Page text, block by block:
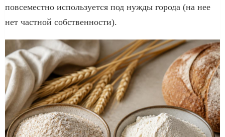
повсеместно используется под нужды города (на нее
нет частной собственности).